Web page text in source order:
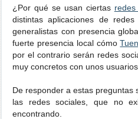
¿Por qué se usan ciertas redes
distintas aplicaciones de
generalistas con presencia
fuerte presencia local cómo
por el contrario serán redes
muy concretos con unos
De responder a estas
las redes sociales, que no
encontrando.